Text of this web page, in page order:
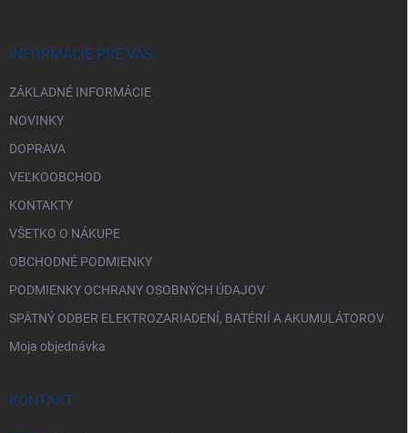
INFORMÁCIE PRE VÁS
ZÁKLADNÉ INFORMÁCIE
NOVINKY
DOPRAVA
VEĽKOOBCHOD
KONTAKTY
VŠETKO O NÁKUPE
OBCHODNÉ PODMIENKY
PODMIENKY OCHRANY OSOBNÝCH ÚDAJOV
SPÄTNÝ ODBER ELEKTROZARIADENÍ, BATÉRIÍ A AKUMULÁTOROV
Moja objednávka
KONTAKT